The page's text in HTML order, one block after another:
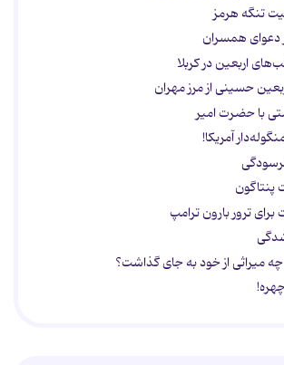
تنگه هرمز
اربعین در کربلا
حسینی از مرز مهران
با حضرت امیر
آمریکا!
ترور بارون ترامپ